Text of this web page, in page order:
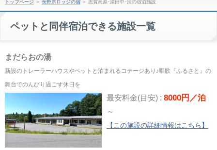
トップページ ＞ 長野県ロッジの宿＞ 志賀高原･湯田中･渋の宿泊施設
ペットと同伴宿泊できる施設一覧
まだらおの湯
新設のトレーラーハウスやペットと泊まれるコテージあり♪唱歌『ふるさと』の
舞台でのんびり過ごす休日を
最安料金(目安) : 8000円／泊
～
【この施設の詳細情報はこちら】